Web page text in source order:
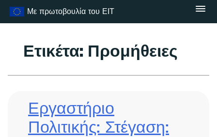
Με πρωτοβουλία του ΕΙΤ
Ετικέτα: Προμήθειες
Εργαστήριο
Πολιτικής: Στέγαση: